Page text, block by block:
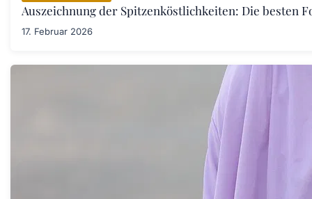
Auszeichnung der Spitzenköstlichkeiten: Die besten
17. Februar 2026